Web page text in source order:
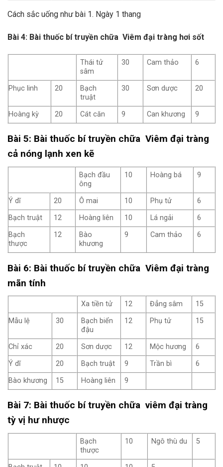
Cách sắc uống như bài 1. Ngày 1 thang
Bài 4: Bài thuốc bí truyền chữa Viêm đại tràng hơi sốt
Thái tử
sâm
30 Cam thảo 6
Phục linh 20
Bạch
truật
30 Sơn dược 20
Hoàng kỳ 20 Cát căn 9 Can khương 9
Bài 5: Bài thuốc bí truyền chữa Viêm đại tràng
cả nóng lạnh xen kẽ
Bạch đầu
ông
10 Hoàng bá 9
Ý dĩ 20 Ô mai 10 Phụ tử
6
Bạch truật
12 Hoàng liên 10 Lá ngải
6
Bạch
thược
12
Bào
khương
9 Cam thảo 6
Bài 6: Bài thuốc bí truyền chữa Viêm đại tràng
mãn tính
Xa tiền tử 12 Đẳng sâm
15
Mẫu lệ
30
Bạch biển
đậu
12 Phụ tử 15
Chỉ xác 20 Sơn dược 12 Mộc hương
6
Ý dĩ
20 Bạch truật 9 Trần bì
6
Bào khương
15 Hoàng liên 9
Bài 7: Bài thuốc bí truyền chữa viêm đại tràng
tỳ vị hư nhược
Bạch
thược
10 Ngô thù du 5